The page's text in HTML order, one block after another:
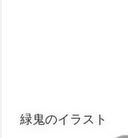
緑鬼のイラスト